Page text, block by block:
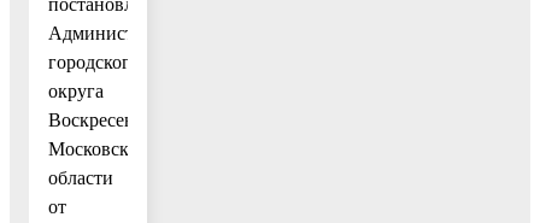
Администрации
городского
округа
Воскресенск
Московской
области
от